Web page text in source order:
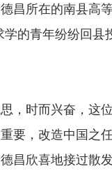
昌所在的南县高
的青年纷纷回
时而兴奋，这
要，改造中国之
昌欣喜地接过散